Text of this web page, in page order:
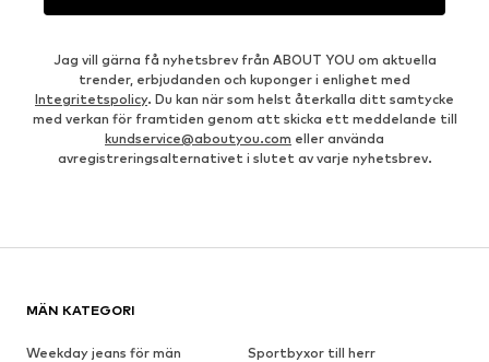
Jag vill gärna få nyhetsbrev från ABOUT YOU om aktuella
trender, erbjudanden och kuponger i enlighet med
Integritetspolicy. Du kan när som helst återkalla ditt samtycke
med verkan för framtiden genom att skicka ett meddelande till
kundservice@aboutyou.com eller använda
avregistreringsalternativet i slutet av varje nyhetsbrev.
MÄN KATEGORI
Weekday jeans för män
Sportbyxor till herr